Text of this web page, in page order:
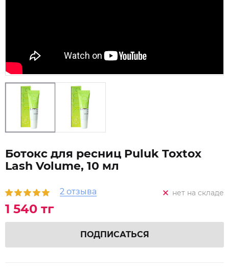
2 отзыва нет на складе
Ботокс для ресниц Puluk Toxtox
Lash Volume, 10 мл
1 540 тг
ПОДПИСАТЬСЯ